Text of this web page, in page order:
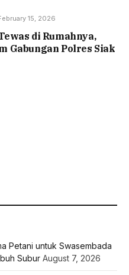
15, 2026
di Rumahnya,
Gabungan Polres Siak
Petani untuk Swasembada
Subur August 7, 2026